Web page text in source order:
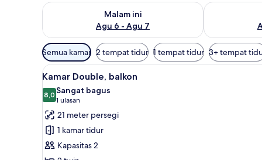
Malam ini
Agu 6 - Agu 7
Periksa ketersediaan untuk malam ini Agu 6 - Agu 7
Periksa
Filter
tersedia
untuk
kamar
Semua kamar 2 tempat tidur 1 tempat tidur 3+ tempat
Lihat
semua
foto
untuk
Kamar
Double,
balkon
Kamar Double, balkon |
5
Kamar Double, balkon
8,08,0 dari 10
Sangat bagus
1 ulasan
(1
ulasan)
21 meter persegi
1 kamar tidur
Kapasitas 2